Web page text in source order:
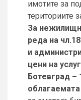
имотите за
териториите
За
реда на
и
цени на
Ботевград –